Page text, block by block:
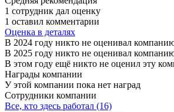
1 сотрудник дал оценку
1 оставил комментарии
Оценка в деталях
В 2024 году никто не оценивал
В 2025 году никто не оценивал
В этом году ещё никто не оценил эту
Награды компании
У этой компании пока нет наград
Сотрудники компании
Все, кто здесь работал (16)